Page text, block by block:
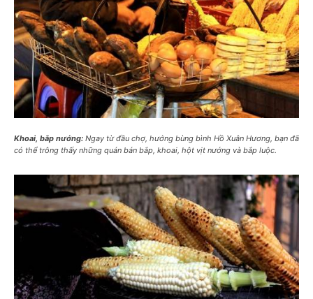
Khoai, bắp nướng: Ngay từ đầu chợ, hướng bùng bình Hồ Xuân Hương, bạn đã
có thể trông thấy những quán bán bắp, khoai, hột vịt nướng và bắp luộc.